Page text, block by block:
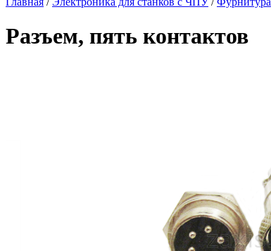
Разъем, пять контактов